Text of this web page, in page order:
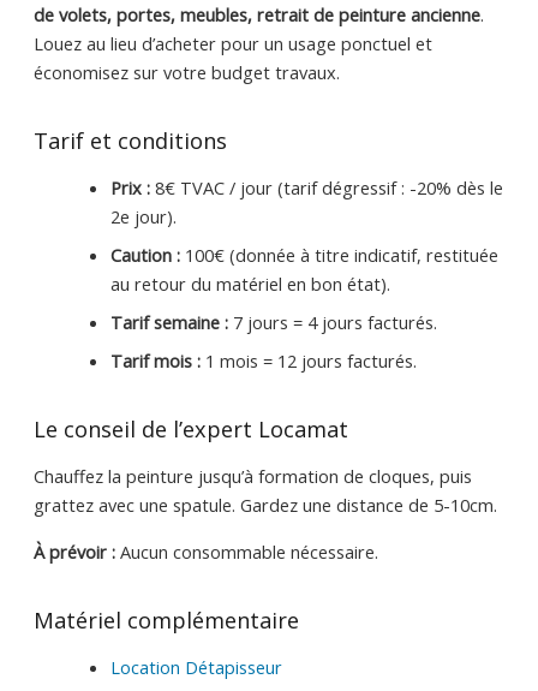
de volets, portes, meubles, retrait de peinture ancienne.
Louez au lieu d’acheter pour un usage ponctuel et
économisez sur votre budget travaux.
Tarif et conditions
Prix :8€ TVAC / jour (tarif dégressif : -20% dès le
2e jour).
Caution :100€ (donnée à titre indicatif, restituée
au retour du matériel en bon état).
Tarif semaine :7 jours = 4 jours facturés.
Tarif mois :1 mois = 12 jours facturés.
Le conseil de l’expert Locamat
Chauffez la peinture jusqu’à formation de cloques, puis
grattez avec une spatule. Gardez une distance de 5-10cm.
À prévoir :Aucun consommable nécessaire.
Matériel complémentaire
Location Détapisseur